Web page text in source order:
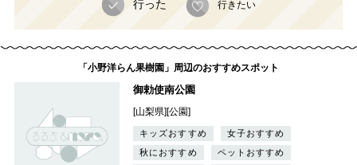
行った 行きたい
「小野洋らん果樹園」周辺のおすすめスポット
御勅使南公園
[山梨県][公園]
キッズおすすめ
女子おすすめ
秋におすすめ
ペットおすすめ